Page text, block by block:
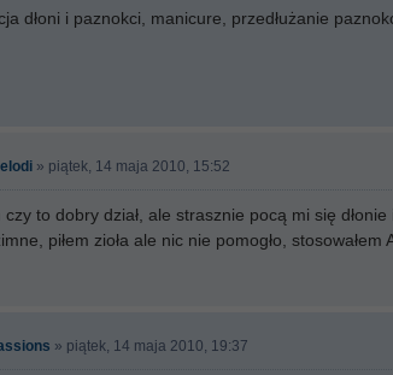
dłoni i paznokci, manicure, przedłużanie
» piątek, 14 maja 2010, 15:52
czy to dobry dział, ale strasznie pocą mi się
piłem zioła ale nic nie pomogło,
» piątek, 14 maja 2010, 19:37